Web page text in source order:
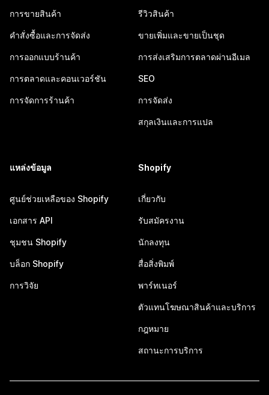
การขายสินค้า
คำสั่งซื้อและการจัดส่ง
การออกแบบร้านค้า
การตลาดและคอนเวอร์ชัน
การจัดการร้านค้า
รีวิวสินค้า
ขายเพิ่มและขายเป็นชุด
การส่งเสริมการตลาดผ่านอีเมล
SEO
การจัดส่ง
สกุลเงินและการแปล
แหล่งข้อมูล
ศูนย์ช่วยเหลือของ Shopify
เอกสาร API
ชุมชน Shopify
บล็อก Shopify
การวิจัย
Shopify
เกี่ยวกับ
รับสมัครงาน
นักลงทุน
สื่อสิ่งพิมพ์
พาร์ทเนอร์
ตัวแทนโฆษณาสินค้าและบริการ
กฎหมาย
สถานะการบริการ